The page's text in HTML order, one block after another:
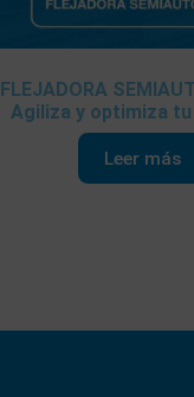
FLEJADORA
Agiliza y optimiza tu
Leer más